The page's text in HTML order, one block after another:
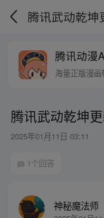
腾讯武动乾坤
腾讯动漫
海量正版漫画
腾讯武动乾坤
2025年01月11日 03:11
1个回答
神秘魔法师